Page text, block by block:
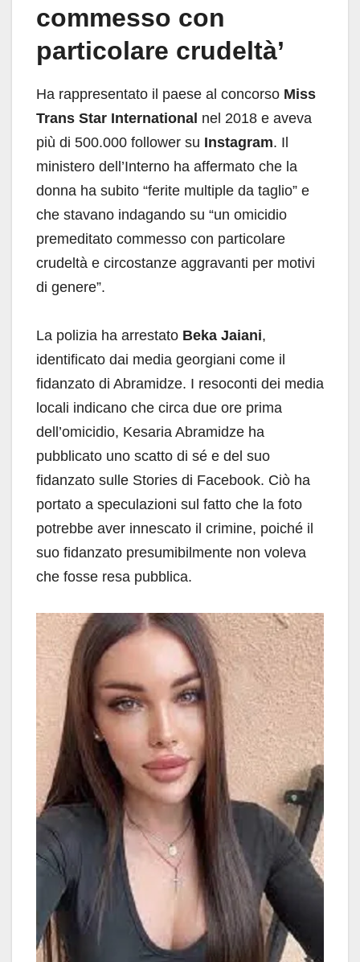
commesso con
particolare crudeltà’
Ha rappresentato il paese al concorso Miss
Trans Star International nel 2018 e aveva
più di 500.000 follower su Instagram. Il
ministero dell’Interno ha affermato che la
donna ha subito “ferite multiple da taglio” e
che stavano indagando su “un omicidio
premeditato commesso con particolare
crudeltà e circostanze aggravanti per motivi
di genere”.
La polizia ha arrestato Beka Jaiani,
identificato dai media georgiani come il
fidanzato di Abramidze. I resoconti dei media
locali indicano che circa due ore prima
dell’omicidio, Kesaria Abramidze ha
pubblicato uno scatto di sé e del suo
fidanzato sulle Stories di Facebook. Ciò ha
portato a speculazioni sul fatto che la foto
potrebbe aver innescato il crimine, poiché il
suo fidanzato presumibilmente non voleva
che fosse resa pubblica.